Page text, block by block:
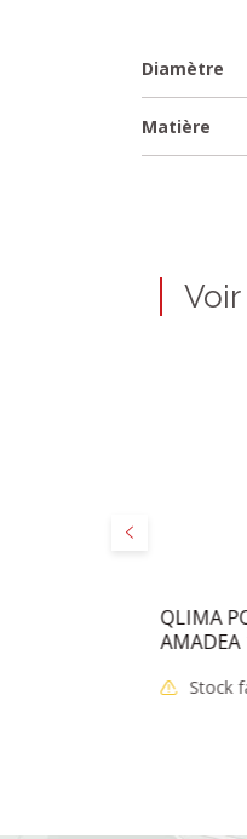
Diamètre
Matière
Voir
Précédent
QLIMA
AMADEA
Stock